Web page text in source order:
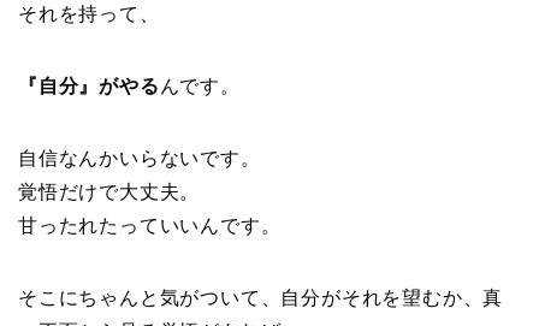
それを持って、
『自分』がやるんです。
自信なんかいらないです。
覚悟だけで大丈夫。
甘ったれたっていいんです。
そこにちゃんと気がついて、自分がそれを望むか、真